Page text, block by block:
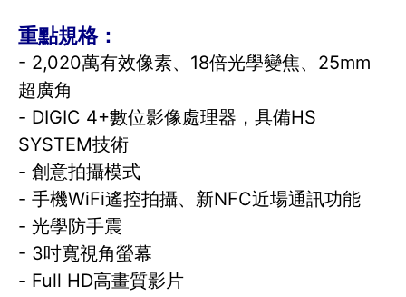
重點規格：
- 2,020萬有效像素、18倍光學變焦、25mm
超廣角
- DIGIC 4+數位影像處理器，具備HS
SYSTEM技術
- 創意拍攝模式
- 手機WiFi遙控拍攝、新NFC近場通訊功能
- 光學防手震
- 3吋寬視角螢幕
- Full HD高畫質影片